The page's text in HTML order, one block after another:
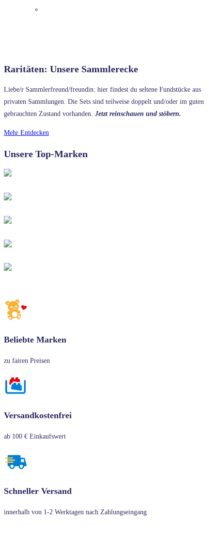
Raritäten: Unsere Sammlerecke
Liebe/r Sammlerfreund/freundin: hier findest du seltene Fundstücke aus
privaten Sammlungen. Die Sets sind teilweise doppelt und/oder im guten
gebrauchten Zustand vorhanden. Jetzt reinschauen und stöbern.
Mehr Entdecken
Unsere Top-Marken
Beliebte Marken
zu fairen Preisen
Versandkostenfrei
ab 100 € Einkaufswert
Schneller Versand
innerhalb von 1-2 Werktagen nach Zahlungseingang